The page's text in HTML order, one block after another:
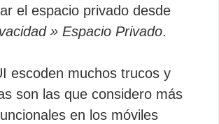
el espacio privado desde
» Espacio Privado.
escoden muchos trucos y
son las que considero más
en los móviles